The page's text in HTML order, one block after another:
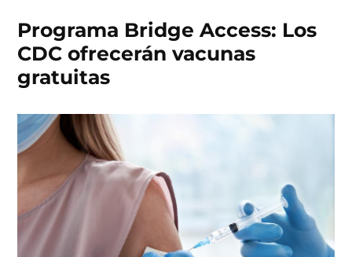
Programa Bridge Access: Los
CDC ofrecerán vacunas
gratuitas